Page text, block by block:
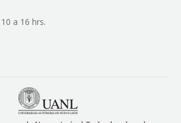
a 16 hrs.